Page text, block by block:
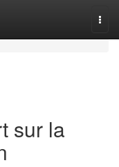
sur la